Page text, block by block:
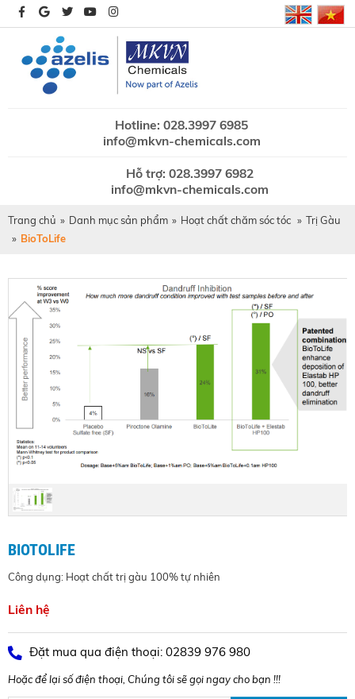
Hotline: 028.3997 6985
info@mkvn-chemicals.com
Hỗ trợ: 028.3997 6982
info@mkvn-chemicals.com
Trang chủ » Danh mục sản phẩm » Hoạt chất chăm sóc tóc » Trị Gàu
» BioToLife
BIOTOLIFE
Công dụng: Hoạt chất trị gàu 100% tự nhiên
Liên hệ
Đặt mua qua điện thoại: 02839 976 980
Hoặc để lại số điện thoại, Chúng tôi sẽ gọi ngay cho bạn !!!